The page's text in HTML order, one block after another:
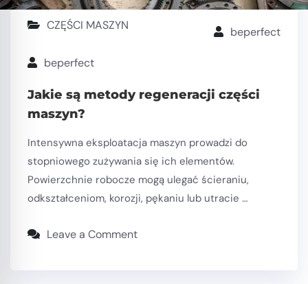
CZĘŚCI MASZYN beperfect
beperfect
Jakie są metody regeneracji części
maszyn?
Intensywna eksploatacja maszyn prowadzi do
stopniowego zużywania się ich elementów.
Powierzchnie robocze mogą ulegać ścieraniu,
odkształceniom, korozji, pękaniu lub utracie …
Leave a Comment